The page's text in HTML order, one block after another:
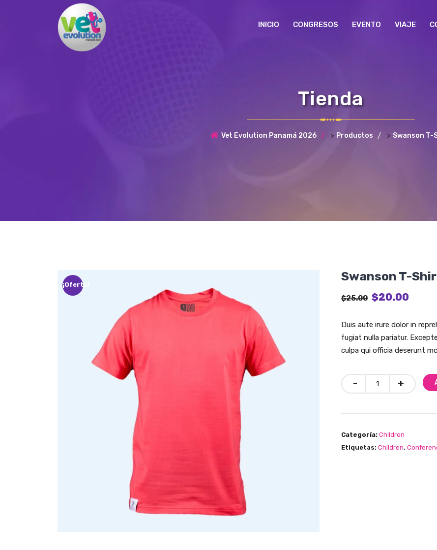
INICIO CONGRESOS EVENTO VIAJE
Tienda
Vet Evolution Panamá 2026 > Productos > Swanson T-
¡Oferta!
Swanson T-
$25.00 $20.00
Duis aute irure dolor in
fugiat nulla pariatur.
culpa qui officia deserunt
Categoría:Children
Etiquetas:Children,